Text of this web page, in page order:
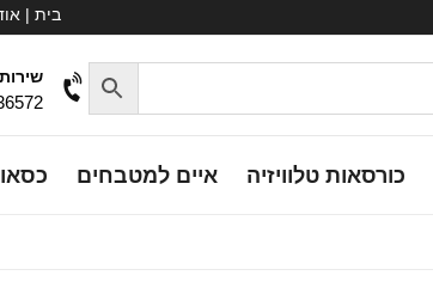
בית |
כורסאות טלוויזיה איים למטבחים